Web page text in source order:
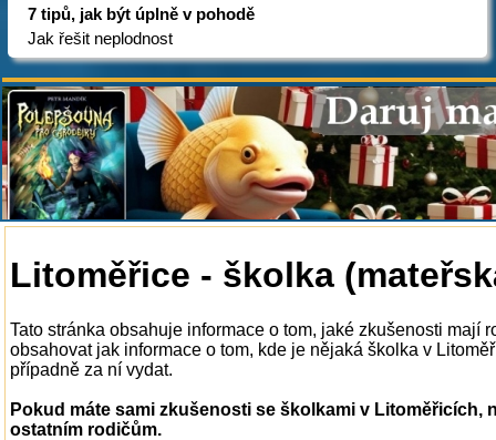
7 tipů, jak být úplně v pohodě
Jak řešit neplodnost
Litoměřice - školka
Tato stránka obsahuje informace o tom, jaké zkušenosti mají
obsahovat jak informace o tom, kde je nějaká školka v
případně za ní vydat.
Pokud máte sami zkušenosti se školkami v Litoměřicích,
ostatním rodičům.